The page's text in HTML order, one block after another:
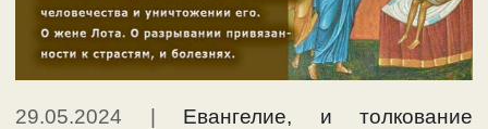
29.05.2024
Евангелие, и толкование